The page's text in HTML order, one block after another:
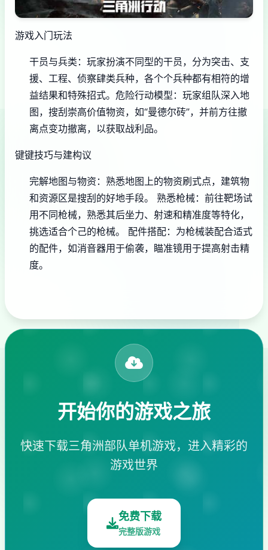
游戏入门玩法
干员与兵类 ：玩家扮演不同型的干员，分为突击、支
援、工程、侦察肆类兵种，各个个兵种都有相符的增
益结果和特殊招式。 危险行动模型 ：玩家组队深入地
图，搜刮崇高价值物资，如“曼德尔砖”，并前方往撤
离点变功撤离，以获取战利品。
键键技巧与建构议
完解地图与物资 ：熟悉地图上的物资刷式点，建筑物
和资源区是搜刮的好地手段。
熟悉枪械：前往靶场试
用不同枪械，熟悉其后坐力、射速和精准度等特化，
挑选适合个己的枪械。
配件搭配：为枪械装配合适式
的配件，如消音器用于偷袭，瞄准镜用于提高射击精
度。
开始你的游戏之旅
快速下载三角洲部队单机游戏，进入精彩的
游戏世界
免费下载
完整版游戏